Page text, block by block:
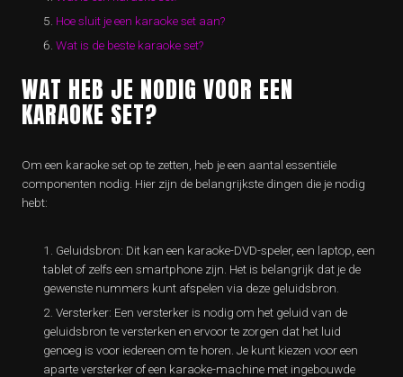
Hoe sluit je een karaoke set aan?
Wat is de beste karaoke set?
WAT HEB JE NODIG VOOR EEN
KARAOKE SET?
Om een ​​karaoke set op te zetten, heb je een aantal essentiële
componenten nodig. Hier zijn de belangrijkste dingen die je nodig
hebt:
Geluidsbron: Dit kan een karaoke-DVD-speler, een laptop, een
tablet of zelfs een smartphone zijn. Het is belangrijk dat je de
gewenste nummers kunt afspelen via deze geluidsbron.
Versterker: Een versterker is nodig om het geluid van de
geluidsbron te versterken en ervoor te zorgen dat het luid
genoeg is voor iedereen om te horen. Je kunt kiezen voor een
aparte versterker of een karaoke-machine met ingebouwde